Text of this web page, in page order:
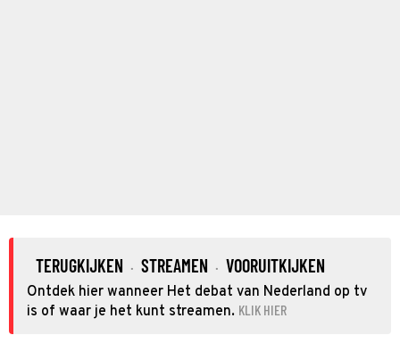
TERUGKIJKEN · STREAMEN · VOORUITKIJKEN
Ontdek hier wanneer Het debat van Nederland op tv
is of waar je het kunt streamen. KLIK HIER